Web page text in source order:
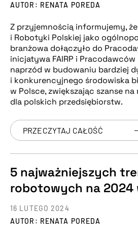
AUTOR: RENATA POREDA
Z przyjemnością informujemy,
i Robotyki Polskiej jako
branżowa dołączyło do
inicjatywa FAIRP i
naprzód w budowaniu bardziej
i konkurencyjnego środowiska
w Polsce, zwiększając szanse
dla polskich przedsiębiorstw.
PRZECZYTAJ CAŁOŚĆ
5 najważniejszych
robotowych na 2024
AUTOR: RENATA POREDA
16 LUTEGO 2024